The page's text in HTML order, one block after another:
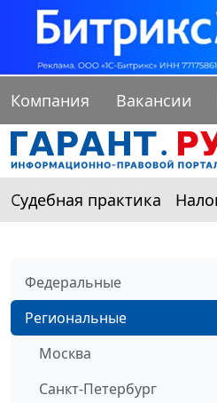
Компания Вакансии
Судебная практика
Федеральные
Региональные
Москва
Санкт-Петербург